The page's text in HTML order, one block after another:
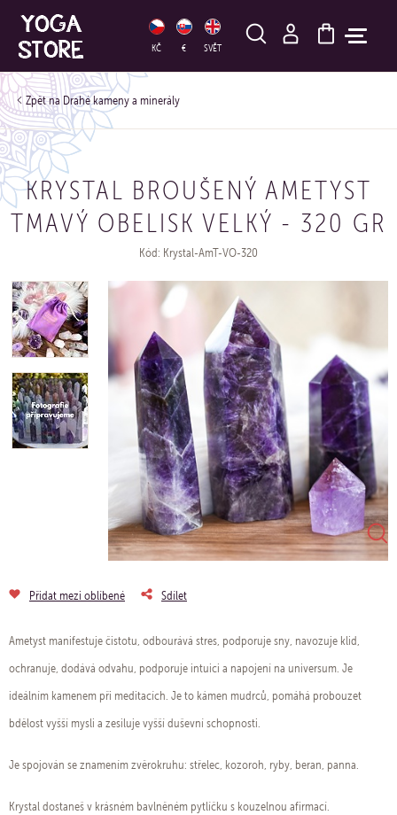
KČ € SVĚT
HLEDAT
Drahé kameny a minerály
KRYSTAL BROUŠENÝ AMETYST
TMAVÝ OBELISK VELKÝ - 320 GR
Kód: Krystal-AmT-VO-320
Přidat mezi oblíbené Sdílet
Ametyst manifestuje čistotu, odbourává stres, podporuje sny, navozuje klid,
ochranuje, dodává odvahu, podporuje intuici a napojení na universum. Je
ideálním kamenem při meditacích. Je to kámen mudrců, pomáhá probouzet
bdělost vyšší mysli a zesiluje vyšší duševní schopnosti.
Je spojován se znamením zvěrokruhu: střelec, kozoroh, ryby, beran, panna.
Krystal dostaneš v krásném bavlněném pytlíčku s kouzelnou afirmací.